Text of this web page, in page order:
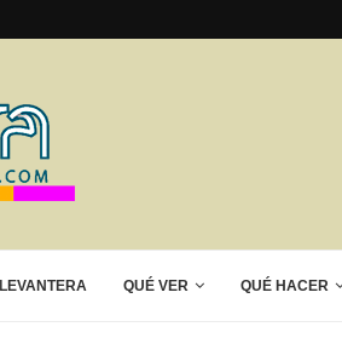
LEVANTERA QUÉ VER QUÉ HACER